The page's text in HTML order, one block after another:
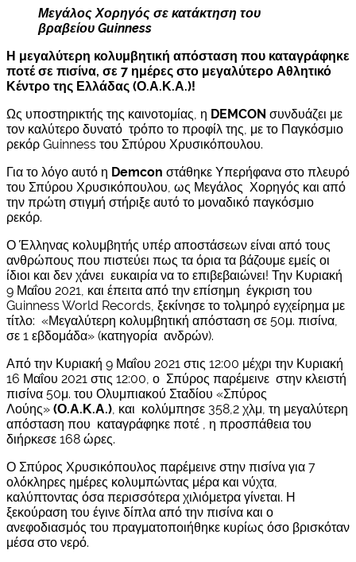
Μεγάλος Χορηγός σε κατάκτηση του
βραβείου Guinness
Η μεγαλύτερη κολυμβητική απόσταση που καταγράφηκε
ποτέ σε πισίνα, σε 7 ημέρες στο μεγαλύτερο Αθλητικό
Κέντρο της Ελλάδας (Ο.Α.Κ.Α.)!
Ως υποστηρικτής της καινοτομίας, η DEMCON συνδυάζει με
τον καλύτερο δυνατό τρόπο το προφίλ της, με το Παγκόσμιο
ρεκόρ Guinness του Σπύρου Χρυσικόπουλου.
Για το λόγο αυτό η Demcon στάθηκε Υπερήφανα στο πλευρό
του Σπύρου Χρυσικόπουλου, ως Μεγάλος Χορηγός και από
την πρώτη στιγμή στήριξε αυτό το μοναδικό παγκόσμιο
ρεκόρ.
Ο Έλληνας κολυμβητής υπέρ αποστάσεων είναι από τους
ανθρώπους που πιστεύει πως τα όρια τα βάζουμε εμείς οι
ίδιοι και δεν χάνει ευκαιρία να το επιβεβαιώνει! Την Κυριακή
9 Μαΐου 2021, και έπειτα από την επίσημη έγκριση του
Guinness World Records, ξεκίνησε το τολμηρό εγχείρημα με
τίτλο: «Μεγαλύτερη κολυμβητική απόσταση σε 50μ. πισίνα,
σε 1 εβδομάδα» (κατηγορία ανδρών).
Από την Κυριακή 9 Μαΐου 2021 στις 12:00 μέχρι την Κυριακή
16 Μαΐου 2021 στις 12:00, ο Σπύρος παρέμεινε στην κλειστή
πισίνα 50μ. του Ολυμπιακού Σταδίου «Σπύρος
Λούης» (Ο.Α.Κ.Α.), και κολύμπησε 358,2 χλμ, τη μεγαλύτερη
απόσταση που καταγράφηκε ποτέ , η προσπάθεια του
διήρκεσε 168 ώρες.
Ο Σπύρος Χρυσικόπουλος παρέμεινε στην πισίνα για 7
ολόκληρες ημέρες κολυμπώντας μέρα και νύχτα,
καλύπτοντας όσα περισσότερα χιλιόμετρα γίνεται. Η
ξεκούραση του έγινε δίπλα από την πισίνα και ο
ανεφοδιασμός του πραγματοποιήθηκε κυρίως όσο βρισκόταν
μέσα στο νερό.